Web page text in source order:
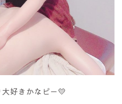
好きかなピー💛